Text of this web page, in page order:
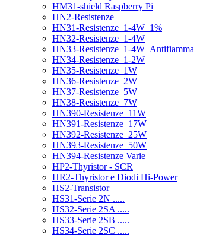
HM31-shield Raspberry Pi
HN2-Resistenze
HN31-Resistenze_1-4W_1%
HN32-Resistenze_1-4W
HN33-Resistenze_1-4W_Antifiamma
HN34-Resistenze_1-2W
HN35-Resistenze_1W
HN36-Resistenze_2W
HN37-Resistenze_5W
HN38-Resistenze_7W
HN390-Resistenze_11W
HN391-Resistenze_17W
HN392-Resistenze_25W
HN393-Resistenze_50W
HN394-Resistenze Varie
HP2-Thyristor - SCR
HR2-Thyristor e Diodi Hi-Power
HS2-Transistor
HS31-Serie 2N .....
HS32-Serie 2SA .....
HS33-Serie 2SB .....
HS34-Serie 2SC .....